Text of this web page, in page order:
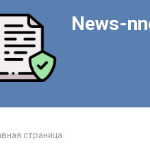
News-
страница